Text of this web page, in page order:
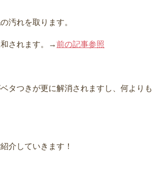
汚れを取ります。
されます。→前の記事参照
タつきが更に解消されますし、何よりも
介していきます！